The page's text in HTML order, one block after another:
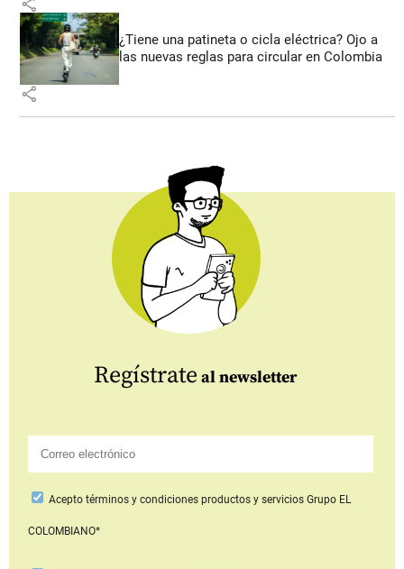
¿Tiene una patineta o cicla eléctrica? Ojo a
las nuevas reglas para circular en Colombia
share
Regístrate al newsletter
Aceptotérminos y condiciones productos y serviciosGrupo EL
COLOMBIANO*